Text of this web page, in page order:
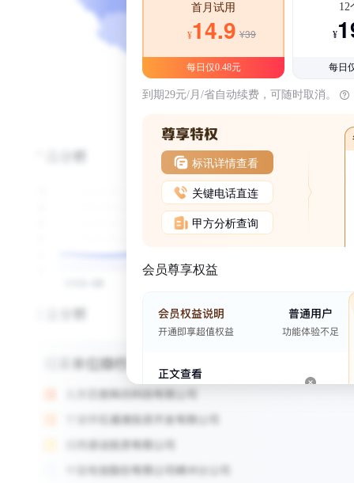
首月试用
¥14.9 ¥39
每日仅0.48元
12
¥
每日
到期29元/月/省自动续费，可随时取消。
标讯详情查看
关键电话直连
甲方分析查询
会员尊享权益